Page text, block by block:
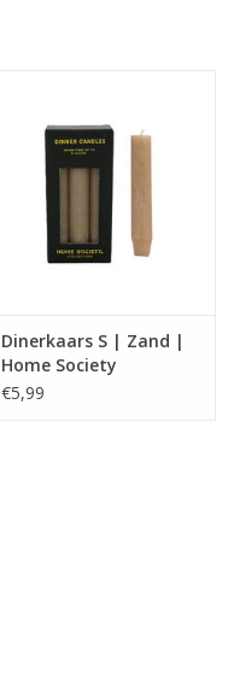
Dinerkaars S | Zand |
Home Society
€5,99